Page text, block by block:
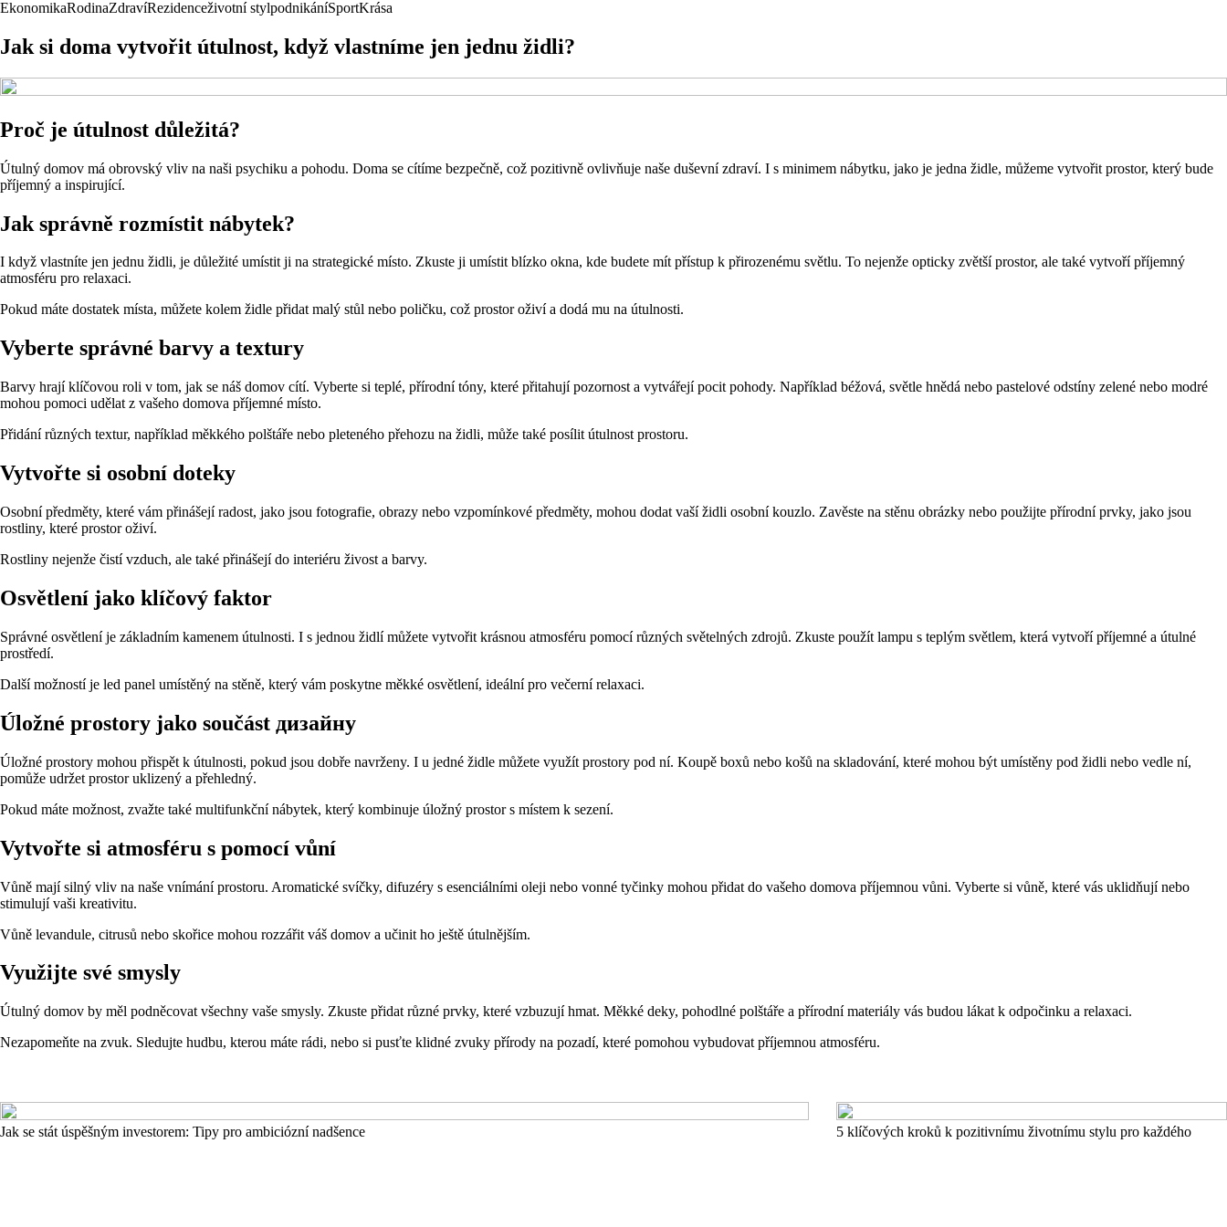
EkonomikaRodinaZdravíRezidenceživotní stylpodnikáníSportKrása
Jak si doma vytvořit útulnost, když vlastníme jen jednu židli?
Proč je útulnost důležitá?
Útulný domov má obrovský vliv na naši psychiku a pohodu. Doma se cítíme bezpečně, což pozitivně ovlivňuje naše duševní zdraví. I s minimem nábytku, jako je jedna židle, můžeme vytvořit prostor, který bude
příjemný a inspirující.
Jak správně rozmístit nábytek?
I když vlastníte jen jednu židli, je důležité umístit ji na strategické místo. Zkuste ji umístit blízko okna, kde budete mít přístup k přirozenému světlu. To nejenže opticky zvětší prostor, ale také vytvoří příjemný
atmosféru pro relaxaci.
Pokud máte dostatek místa, můžete kolem židle přidat malý stůl nebo poličku, což prostor oživí a dodá mu na útulnosti.
Vyberte správné barvy a textury
Barvy hrají klíčovou roli v tom, jak se náš domov cítí. Vyberte si teplé, přírodní tóny, které přitahují pozornost a vytvářejí pocit pohody. Například béžová, světle hnědá nebo pastelové odstíny zelené nebo modré
mohou pomoci udělat z vašeho domova příjemné místo.
Přidání různých textur, například měkkého polštáře nebo pleteného přehozu na židli, může také posílit útulnost prostoru.
Vytvořte si osobní doteky
Osobní předměty, které vám přinášejí radost, jako jsou fotografie, obrazy nebo vzpomínkové předměty, mohou dodat vaší židli osobní kouzlo. Zavěste na stěnu obrázky nebo použijte přírodní prvky, jako jsou
rostliny, které prostor oživí.
Rostliny nejenže čistí vzduch, ale také přinášejí do interiéru živost a barvy.
Osvětlení jako klíčový faktor
Správné osvětlení je základním kamenem útulnosti. I s jednou židlí můžete vytvořit krásnou atmosféru pomocí různých světelných zdrojů. Zkuste použít lampu s teplým světlem, která vytvoří příjemné a útulné
prostředí.
Další možností je led panel umístěný na stěně, který vám poskytne měkké osvětlení, ideální pro večerní relaxaci.
Úložné prostory jako součást дизайну
Úložné prostory mohou přispět k útulnosti, pokud jsou dobře navrženy. I u jedné židle můžete využít prostory pod ní. Koupě boxů nebo košů na skladování, které mohou být umístěny pod židli nebo vedle ní,
pomůže udržet prostor uklizený a přehledný.
Pokud máte možnost, zvažte také multifunkční nábytek, který kombinuje úložný prostor s místem k sezení.
Vytvořte si atmosféru s pomocí vůní
Vůně mají silný vliv na naše vnímání prostoru. Aromatické svíčky, difuzéry s esenciálními oleji nebo vonné tyčinky mohou přidat do vašeho domova příjemnou vůni. Vyberte si vůně, které vás uklidňují nebo
stimulují vaši kreativitu.
Vůně levandule, citrusů nebo skořice mohou rozzářit váš domov a učinit ho ještě útulnějším.
Využijte své smysly
Útulný domov by měl podněcovat všechny vaše smysly. Zkuste přidat různé prvky, které vzbuzují hmat. Měkké deky, pohodlné polštáře a přírodní materiály vás budou lákat k odpočinku a relaxaci.
Nezapomeňte na zvuk. Sledujte hudbu, kterou máte rádi, nebo si pusťte klidné zvuky přírody na pozadí, které pomohou vybudovat příjemnou atmosféru.
Jak se stát úspěšným investorem: Tipy pro ambiciózní nadšence 5 klíčových kroků k pozitivnímu životnímu stylu pro každého